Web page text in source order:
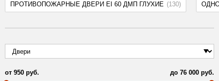
ПРОТИВОПОЖАРНЫЕ ДВЕРИ EI 60 ДМП ГЛУХИЕ (130)
от 950 руб. до 76 000 руб.